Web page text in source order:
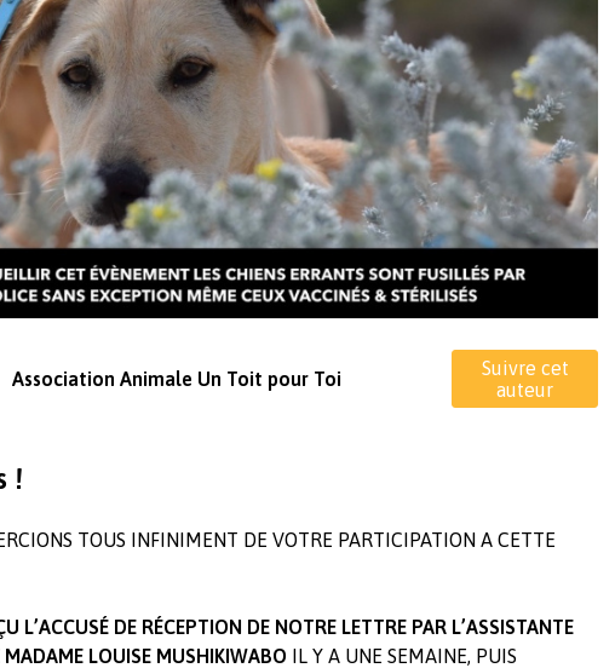
Association Animale Un Toit pour Toi
Suivre cet
auteur
!
TOUS INFINIMENT DE VOTRE PARTICIPATION A CETTE
L’ACCUSÉ DE RÉCEPTION DE NOTRE LETTRE PAR L’ASSISTANTE
MADAME LOUISE MUSHIKIWABO IL Y A UNE SEMAINE, PUIS